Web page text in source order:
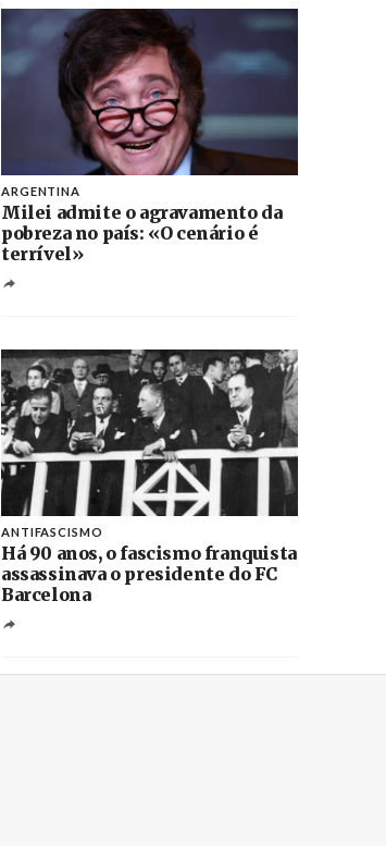
ARGENTINA
Milei admite o agravamento da
pobreza no país: «O cenário é
terrível»
ANTIFASCISMO
Há 90 anos, o fascismo franquista
assassinava o presidente do FC
Barcelona